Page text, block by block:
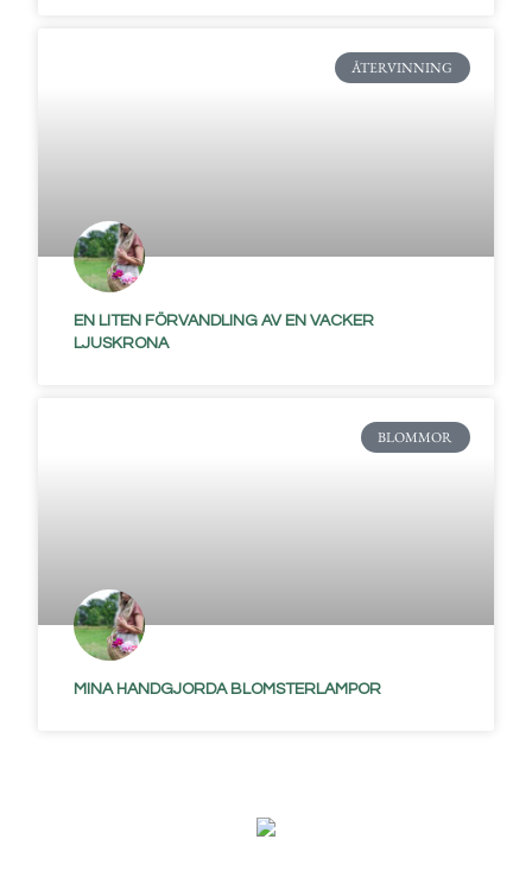
ÅTERVINNING
EN LITEN FÖRVANDLING AV EN VACKER
LJUSKRONA
BLOMMOR
MINA HANDGJORDA BLOMSTERLAMPOR